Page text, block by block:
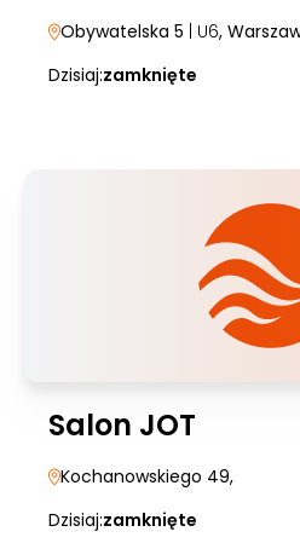
Obywatelska 5 | U6,
Dzisiaj:zamknięte
Salon JOT
Kochanowskiego 49,
Dzisiaj:zamknięte